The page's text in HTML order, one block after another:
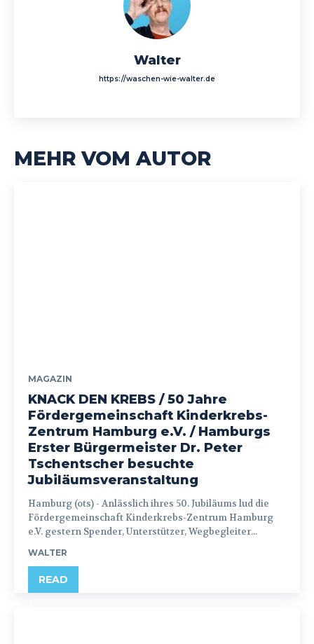
Walter
https://waschen-wie-walter.de
MEHR VOM AUTOR
MAGAZIN
KNACK DEN KREBS / 50 Jahre
Fördergemeinschaft Kinderkrebs-
Zentrum Hamburg e.V. / Hamburgs
Erster Bürgermeister Dr. Peter
Tschentscher besuchte
Jubiläumsveranstaltung
Hamburg (ots) - Anlässlich ihres 50. Jubiläums lud die
Fördergemeinschaft Kinderkrebs-Zentrum Hamburg
e.V. gestern Spender, Unterstützer, Wegbegleiter...
WALTER
READ